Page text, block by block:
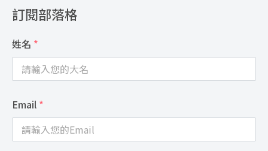
訂閱部落格
姓名 *
Email *